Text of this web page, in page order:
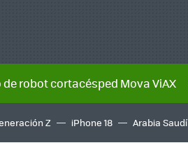
de robot cortacésped Mova ViAX
Z iPhone 18 Arabia Saudí